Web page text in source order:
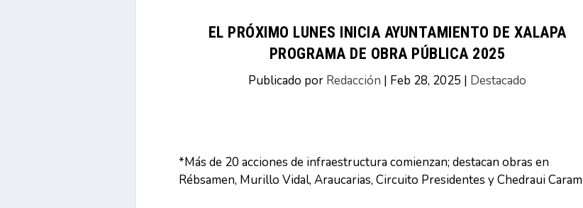
EL PRÓXIMO LUNES INICIA AYUNTAMIENTO DE XALAPA
PROGRAMA DE OBRA PÚBLICA 2025
Publicado por Redacción | Feb 28, 2025 | Destacado
*Más de 20 acciones de infraestructura comienzan; destacan obras en
Rébsamen, Murillo Vidal, Araucarias, Circuito Presidentes y Chedraui Caram